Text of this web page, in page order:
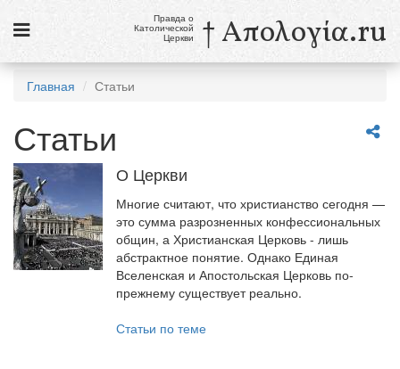
Католики в России
Галерея
Викторины
Ссылки
Религиозные учения и секты, справочник
Правда о
Католической
Церкви † Απολογία.ru
Главная Статьи
Статьи
О Церкви
Многие считают, что христианство сегодня —
это сумма разрозненных конфессиональных
общин, а Христианская Церковь - лишь
абстрактное понятие. Однако Единая
Вселенская и Апостольская Церковь по-
прежнему существует реально.
Статьи по теме